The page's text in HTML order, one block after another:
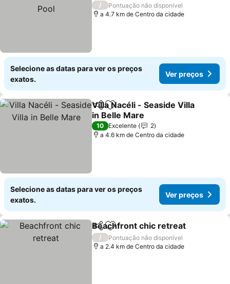
/
Pontuação não disponível
a 4.7 km de Centro da cidade
Selecione as datas para ver os preços
exatos.
Ver preços
PartilharAdicionar aos favoritos
Villa Nacéli - Seaside Villa
in Belle Mare
10 Excelente
2
a 4.6 km de Centro da cidade
Selecione as datas para ver os preços
exatos.
Ver preços
PartilharAdicionar aos favoritos
Beachfront chic retreat
/
Pontuação não disponível
a 2.4 km de Centro da cidade